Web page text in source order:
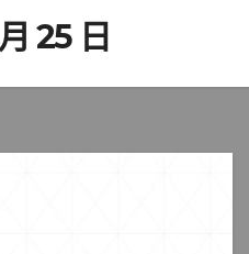
25 日